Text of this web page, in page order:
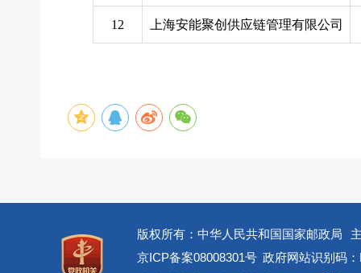
12 上海安能聚创供应链管理有限公司
版权所有：中华人民共和国国家邮政局
京ICP备案08008301号 政府网站识别码